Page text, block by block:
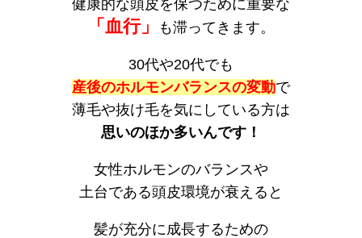
健康的な頭皮を保つために重要な
「血行」 も滞ってきます。
30代や20代でも
産後のホルモンバランスの変動で
薄毛や抜け毛を気にしている方は
思いのほか多いんです！
女性ホルモンのバランスや
土台である頭皮環境が衰えると
髪が充分に成長するための